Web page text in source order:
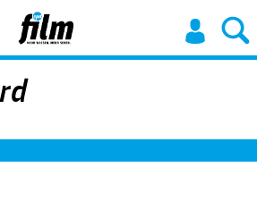
Jump to Navigation